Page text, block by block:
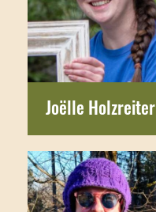
Joëlle Holzreiter